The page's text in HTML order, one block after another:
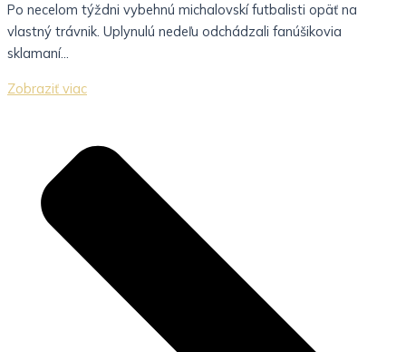
Po necelom týždni vybehnú michalovskí futbalisti opäť na
vlastný trávnik. Uplynulú nedeľu odchádzali fanúšikovia
sklamaní...
Zobraziť viac